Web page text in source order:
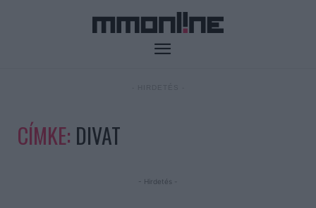
CÍMKE: DIVAT
- Hirdetés -